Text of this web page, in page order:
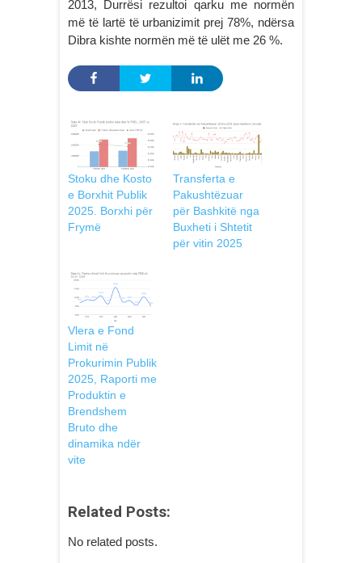
2013, Durrësi rezultoi qarku me normën
më të lartë të urbanizimit prej 78%, ndërsa
Dibra kishte normën më të ulët me 26 %.
Stoku dhe Kosto
e Borxhit Publik
2025. Borxhi për
Frymë
Transferta e
Pakushtëzuar
për Bashkitë nga
Buxheti i Shtetit
për vitin 2025
Vlera e Fond
Limit në
Prokurimin Publik
2025, Raporti me
Produktin e
Brendshem
Bruto dhe
dinamika ndër
vite
Related Posts:
No related posts.